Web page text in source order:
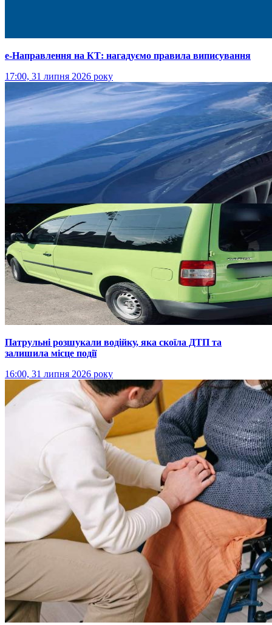
е-Направлення на КТ: нагадуємо правила виписування
17:00, 31 липня 2026 року
Патрульні розшукали водійку, яка скоїла ДТП та
залишила місце події
16:00, 31 липня 2026 року